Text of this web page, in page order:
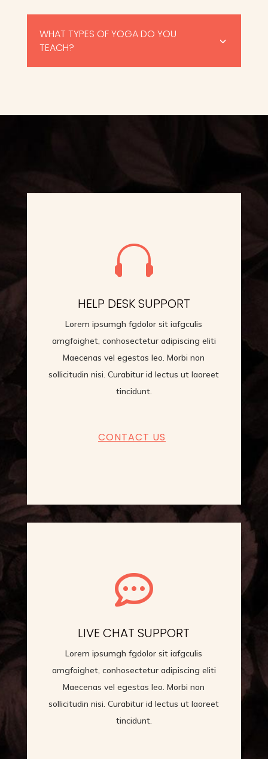
3
WHAT TYPES OF YOGA DO YOU
TEACH?

HELP DESK SUPPORT
Lorem ipsumgh fgdolor sit iafgculis
amgfoighet, conhosectetur adipiscing eliti
Maecenas vel egestas leo. Morbi non
sollicitudin nisi. Curabitur id lectus ut laoreet
tincidunt.
CONTACT US

LIVE CHAT SUPPORT
Lorem ipsumgh fgdolor sit iafgculis
amgfoighet, conhosectetur adipiscing eliti
Maecenas vel egestas leo. Morbi non
sollicitudin nisi. Curabitur id lectus ut laoreet
tincidunt.